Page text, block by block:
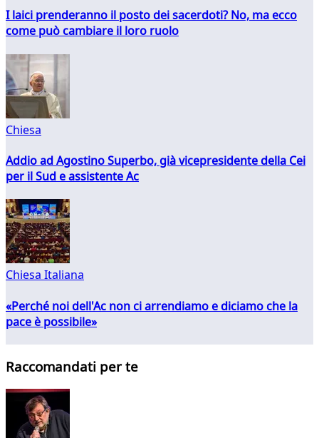
I laici prenderanno il posto dei sacerdoti? No, ma ecco
come può cambiare il loro ruolo
Chiesa
Addio ad Agostino Superbo, già vicepresidente della Cei
per il Sud e assistente Ac
Chiesa Italiana
«Perché noi dell'Ac non ci arrendiamo e diciamo che la
pace è possibile»
Raccomandati per te